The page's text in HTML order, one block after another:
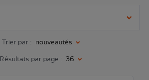
Trier par : nouveautés
Résultats par page : 36